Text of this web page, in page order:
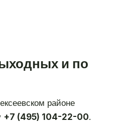
и по
районе
+7 (495) 104-22-00.